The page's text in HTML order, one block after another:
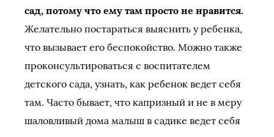
сад, потому что ему там просто не нравится.
Желательно постараться выяснить у ребенка,
что вызывает его беспокойство. Можно также
проконсультироваться с воспитателем
детского сада, узнать, как ребенок ведет себя
там. Часто бывает, что капризный и не в меру
шаловливый дома малыш в садике ведет себя